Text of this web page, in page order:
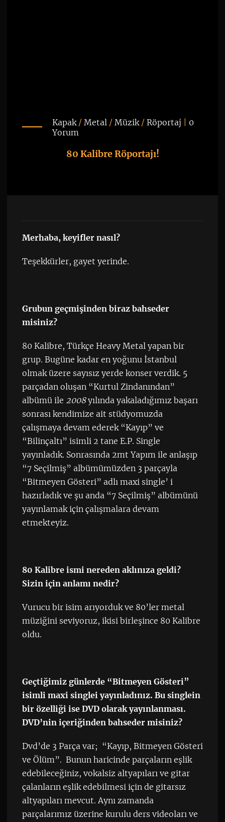
Kapak/ Metal/ Müzik/ Röportaj
0
Yorum
80 Kalibre Röportajı!
Merhaba, keyifler nasıl?
Teşekkürler, gayet yerinde.
Grubun geçmişinden biraz bahseder
misiniz?
80 Kalibre, Türkçe Heavy Metal yapan bir
grup. Bugüne kadar en yoğunu İstanbul
olmak üzere sayısız yerde konser verdik. 5
parçadan oluşan “Kurtul Zindanından”
albümü ile 2008yılında yakaladığımız başarı
sonrası kendimize ait stüdyomuzda
çalışmaya devam ederek “Kayıp” ve
“Bilinçaltı” isimli 2 tane E.P. Single
yayınladık. Sonrasında 2mt Yapım ile anlaşıp
“7 Seçilmiş” albümümüzden 3 parçayla
“Bitmeyen Gösteri” adlı maxi single’ i
hazırladık ve şu anda “7 Seçilmiş” albümünü
yayınlamak için çalışmalara devam
etmekteyiz.
80 Kalibre ismi nereden aklınıza geldi?
Sizin için anlamı nedir?
Vurucu bir isim arıyorduk ve 80’ler metal
müziğini seviyoruz, ikisi birleşince 80 Kalibre
oldu.
Geçtiğimiz günlerde “Bitmeyen Gösteri”
isimli maxi singlei yayınladınız. Bu singlein
bir özelliği ise DVD olarak yayınlanması.
DVD’nin içeriğinden bahseder misiniz?
Dvd’de 3 Parça var; “Kayıp, Bitmeyen Gösteri
ve Ölüm”. Bunun haricinde parçaların eşlik
edebileceğiniz, vokalsiz altyapıları ve gitar
çalanların eşlik edebilmesi için de gitarsız
altyapıları mevcut. Aynı zamanda
parçalarımız üzerine kurulu ders videoları ve